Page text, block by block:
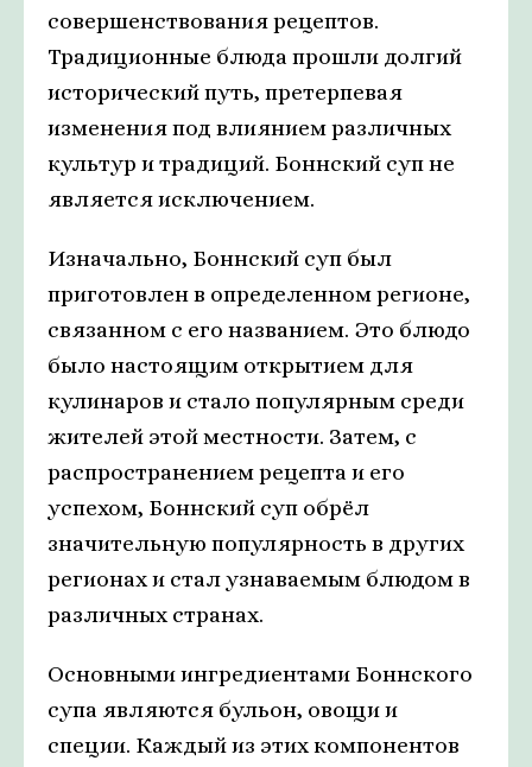
совершенствования рецептов.
Традиционные блюда прошли долгий
исторический путь, претерпевая
изменения под влиянием различных
культур и традиций. Боннский суп не
является исключением.
Изначально, Боннский суп был
приготовлен в определенном регионе,
связанном с его названием. Это блюдо
было настоящим открытием для
кулинаров и стало популярным среди
жителей этой местности. Затем, с
распространением рецепта и его
успехом, Боннский суп обрёл
значительную популярность в других
регионах и стал узнаваемым блюдом в
различных странах.
Основными ингредиентами Боннского
супа являются бульон, овощи и
специи. Каждый из этих компонентов